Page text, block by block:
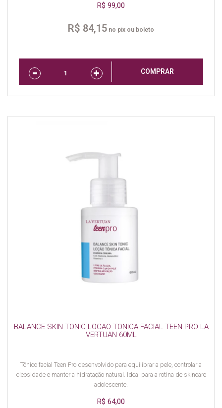
R$ 99,00
R$ 84,15 no pix ou boleto
COMPRAR
BALANCE SKIN TONIC LOCAO TONICA FACIAL TEEN PRO LA
VERTUAN 60ML
Tônico facial Teen Pro desenvolvido para equilibrar a pele, controlar a
oleosidade e manter a hidratação natural. Ideal para a rotina de skincare
adolescente.
R$ 64,00